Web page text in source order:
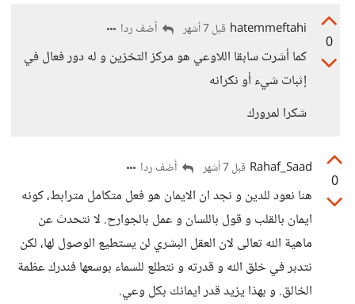
0
hatemmeftahi قبل 7 أشهر أضف ردا
كما أشرت سابقا اللاوعي هو مركز التخزين و له دور فعال في
إثبات شيء أو نكرانه
شكرا لمرورك
0
Rahaf_Saad قبل 7 أشهر أضف ردا
هنا نعود للدين و نجد ان الايمان هو فعل متكامل مترابط، كونه
ايمان بالقلب و قول باللسان و عمل بالجوارح. لا نتحدث عن
ماهية الله تعالى لان العقل البشري لن يستطيع الوصول لها، لكن
نتدبر في خلق الله و قدرته و نتطلع للسماء بوسعها فندرك عظمة
الخالق. و بهذا يزيد قدر ايمانك بكل وعي.